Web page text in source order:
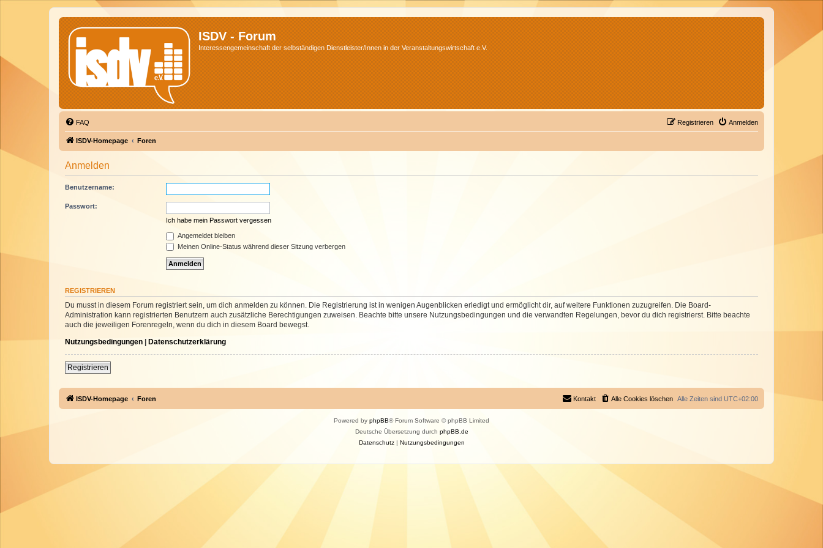
ISDV - Forum
Interessengemeinschaft der selbständigen Dienstleister/Innen in der Veranstaltungswirtschaft e.V.
FAQ Anmelden
Registrieren
ISDV-Homepage Foren
Anmelden
Benutzername:
Passwort:
Ich habe mein Passwort vergessen
Angemeldet bleiben
Meinen Online-Status während dieser Sitzung verbergen
REGISTRIEREN
Du musst in diesem Forum registriert sein, um dich anmelden zu können. Die Registrierung ist in wenigen Augenblicken erledigt und ermöglicht dir, auf weitere Funktionen zuzugreifen. Die Board-
Administration kann registrierten Benutzern auch zusätzliche Berechtigungen zuweisen. Beachte bitte unsere Nutzungsbedingungen und die verwandten Regelungen, bevor du dich registrierst. Bitte beachte
auch die jeweiligen Forenregeln, wenn du dich in diesem Board bewegst.
Nutzungsbedingungen | Datenschutzerklärung
Registrieren
ISDV-Homepage Foren Alle Zeiten sind UTC+02:00
Alle Cookies löschen
Kontakt
Powered by phpBB® Forum Software © phpBB Limited
Deutsche Übersetzung durch phpBB.de
Datenschutz| Nutzungsbedingungen